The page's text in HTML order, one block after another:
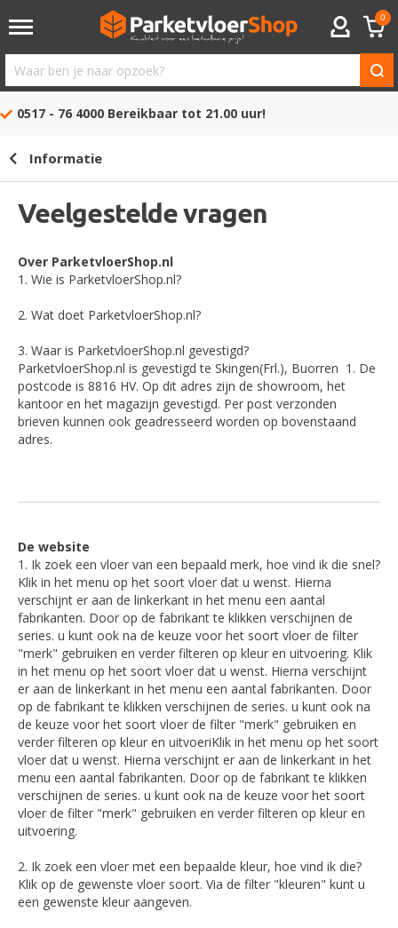
ACCOUNT
0
Waar
ben
opzoek?
0517 - 76 4000 Bereikbaar tot 21.00 uur!
Informatie
Veelgestelde vragen
Over ParketvloerShop.nl
1. Wie is ParketvloerShop.nl?
2. Wat doet ParketvloerShop.nl?
3. Waar is ParketvloerShop.nl gevestigd?
ParketvloerShop.nl is gevestigd te Skingen(Frl.), Buorren 1. De
postcode is 8816 HV. Op dit adres zijn de showroom, het
kantoor en het magazijn gevestigd. Per post verzonden
brieven kunnen ook geadresseerd worden op bovenstaand
adres.
De website
1. Ik zoek een vloer van een bepaald merk, hoe vind ik die snel?
Klik in het menu op het soort vloer dat u wenst. Hierna
verschijnt er aan de linkerkant in het menu een aantal
fabrikanten. Door op de fabrikant te klikken verschijnen de
series. u kunt ook na de keuze voor het soort vloer de filter
"merk" gebruiken en verder filteren op kleur en uitvoering. Klik
in het menu op het soort vloer dat u wenst. Hierna verschijnt
er aan de linkerkant in het menu een aantal fabrikanten. Door
op de fabrikant te klikken verschijnen de series. u kunt ook na
de keuze voor het soort vloer de filter "merk" gebruiken en
verder filteren op kleur en uitvoeriKlik in het menu op het soort
vloer dat u wenst. Hierna verschijnt er aan de linkerkant in het
menu een aantal fabrikanten. Door op de fabrikant te klikken
verschijnen de series. u kunt ook na de keuze voor het soort
vloer de filter "merk" gebruiken en verder filteren op kleur en
uitvoering.
2. Ik zoek een vloer met een bepaalde kleur, hoe vind ik die?
Klik op de gewenste vloer soort. Via de filter "kleuren" kunt u
een gewenste kleur aangeven.